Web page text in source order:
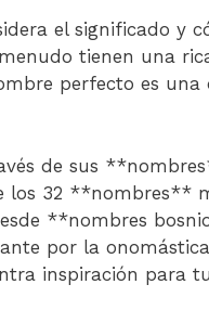
el significado y
tienen una
perfecto es una
de sus
los 32 **nombres**
**nombres
por la
inspiración para